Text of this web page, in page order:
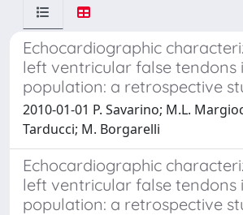
Echocardiographic
left ventricular false tendons
population: a retrospective
2010-01-01 P. Savarino; M.L.
Tarducci; M. Borgarelli
Echocardiographic
left ventricular false tendons
population: a retrospective